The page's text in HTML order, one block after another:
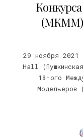
(МКММ)
29 ноября 2021
Hall
18-ого
Модельеров